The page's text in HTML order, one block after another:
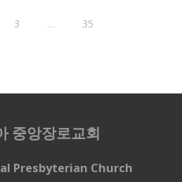
3 … 35
중앙장로교회
Presbyterian Church